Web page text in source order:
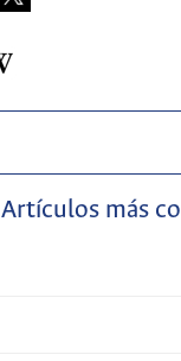
Artículos más